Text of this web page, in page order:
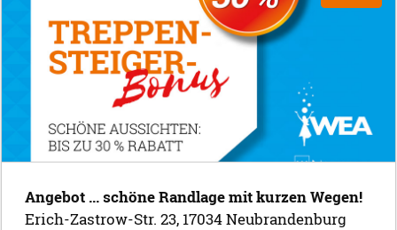
Angebot ... schöne Randlage mit kurzen Wegen!
Erich-Zastrow-Str. 23, 17034 Neubrandenburg